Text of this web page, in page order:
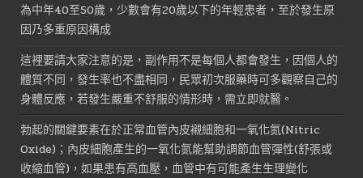
為中年40至50歲，少數會有20歲以下的年輕患者，至於發生原
因乃多重原因構成
這裡要請大家注意的是，副作用不是每個人都會發生，因個人的
體質不同，發生率也不盡相同，民眾初次服藥時可多觀察自己的
身體反應，若發生嚴重不舒服的情形時，需立即就醫。
勃起的關鍵要素在於正常血管內皮襯細胞和一氧化氮(Nitric
Oxide)；內皮細胞產生的一氧化氮能幫助調節血管彈性(舒張或
收縮血管)，如果患有高血壓，血管中有可能產生生理變化